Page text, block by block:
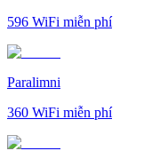
596 WiFi miễn phí
Paralimni
360 WiFi miễn phí